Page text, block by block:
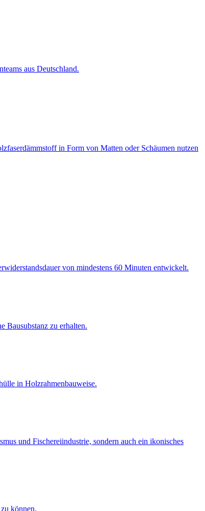
aus Deutschland.
in Form von Matten oder Schäumen nutzen
von mindestens 60 Minuten entwickelt.
Bausubstanz zu erhalten.
in Holzrahmenbauweise.
und Fischereiindustrie, sondern auch ein ikonisches
können.